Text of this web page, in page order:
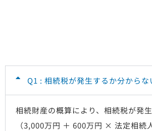
Q1 : 相続税が発生するか分から
相続財産の概算により、相続税が発
（3,000万円 ＋ 600万円 × 法定相続